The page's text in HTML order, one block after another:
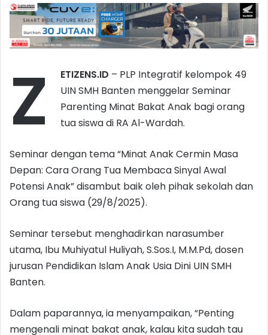
Z ETIZENS.ID – PLP Integratif kelompok 49
UIN SMH Banten menggelar Seminar
Parenting Minat Bakat Anak bagi orang
tua siswa di RA Al-Wardah.
Seminar dengan tema “Minat Anak Cermin Masa
Depan: Cara Orang Tua Membaca Sinyal Awal
Potensi Anak” disambut baik oleh pihak sekolah dan
Orang tua siswa (29/8/2025).
Seminar tersebut menghadirkan narasumber
utama, Ibu Muhiyatul Huliyah, S.Sos.I, M.M.Pd, dosen
jurusan Pendidikan Islam Anak Usia Dini UIN SMH
Banten.
Dalam paparannya, ia menyampaikan, “Penting
mengenali minat bakat anak, kalau kita sudah tau